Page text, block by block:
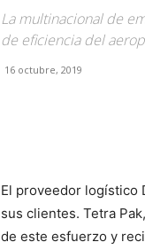
La multinacional de
de eficiencia del
16 octubre, 2019
El proveedor logístico
sus clientes. Tetra
de este esfuerzo y